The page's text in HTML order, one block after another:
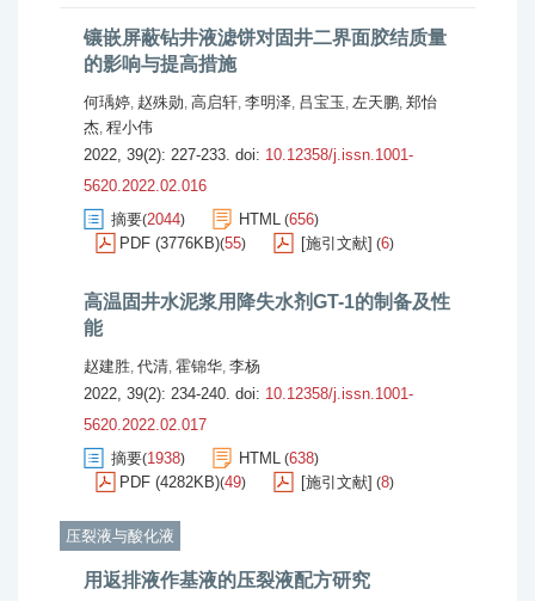
镶嵌屏蔽钻井液滤饼对固井二界面胶结质量
的影响与提高措施
何瑀婷, 赵殊勋, 高启轩, 李明泽, 吕宝玉, 左天鹏, 郑怡
杰, 程小伟
2022, 39(2): 227-233. doi: 10.12358/j.issn.1001-
5620.2022.02.016
摘要(2044) HTML (656)
PDF (3776KB)(55) [施引文献] (6)
高温固井水泥浆用降失水剂GT-1的制备及性
能
赵建胜, 代清, 霍锦华, 李杨
2022, 39(2): 234-240. doi: 10.12358/j.issn.1001-
5620.2022.02.017
摘要(1938) HTML (638)
PDF (4282KB)(49) [施引文献] (8)
压裂液与酸化液
用返排液作基液的压裂液配方研究